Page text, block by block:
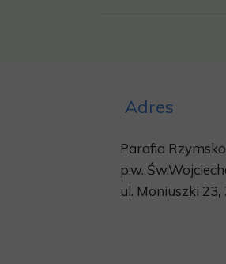
Adres
Parafia
p.w.
ul. Moniuszki